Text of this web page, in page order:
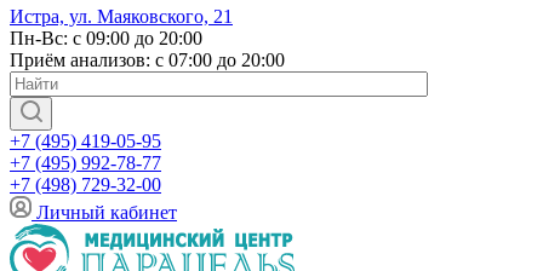
Истра, ул. Маяковского, 21
Пн-Вс: с 09:00 до 20:00
Приём анализов: с 07:00 до 20:00
+7 (495) 419-05-95
+7 (495) 992-78-77
+7 (498) 729-32-00
Личный кабинет